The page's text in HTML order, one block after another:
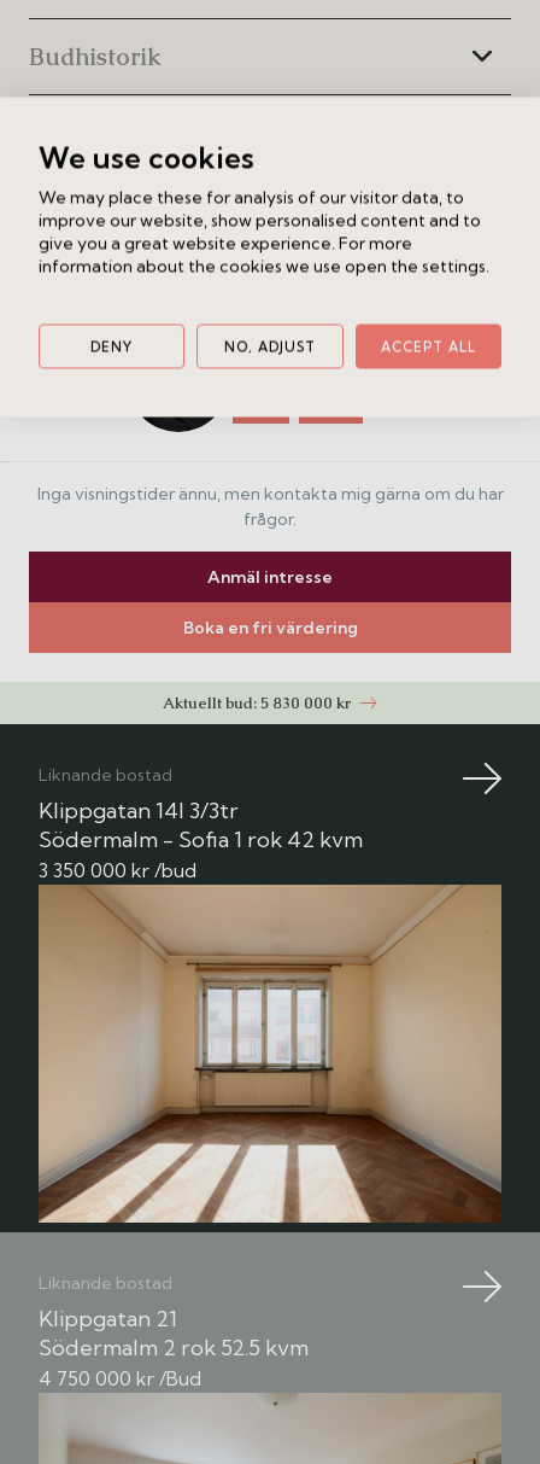
Budhistorik
Dokument
Carolin Svensson
Ansvarig mäklare
Inga visningstider ännu, men kontakta mig gärna om du har
frågor.
Anmäl intresse
Boka en fri värdering
Aktuellt bud: 5 830 000 kr
Liknande bostad
Klippgatan 14I 3/3tr
Södermalm - Sofia 1 rok 42 kvm
3 350 000 kr /bud
Liknande bostad
Klippgatan 21
Södermalm 2 rok 52.5 kvm
4 750 000 kr /Bud
We use cookies
We may place these for analysis of our visitor data, to
improve our website, show personalised content and to
give you a great website experience. For more
information about the cookies we use open the settings.
DENY NO, ADJUST ACCEPT ALL